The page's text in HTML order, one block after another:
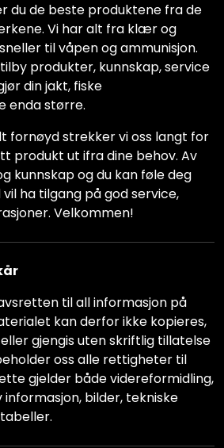
du de beste produktene fra de
Vi har alt fra klær og
til våpen og ammunisjon.
produkter, kunnskap, service
din jakt, fiske
enda større.
fornøyd strekker vi oss langt for
produkt ut ifra dine behov. Av
kunnskap og du kan føle deg
ha tilgang på god service,
Velkommen!
til all informasjon på
kan derfor ikke kopieres,
gjengis uten skriftlig tillatelse
oss alle rettigheter til
gjelder både videreformidling,
informasjon, bilder, tekniske